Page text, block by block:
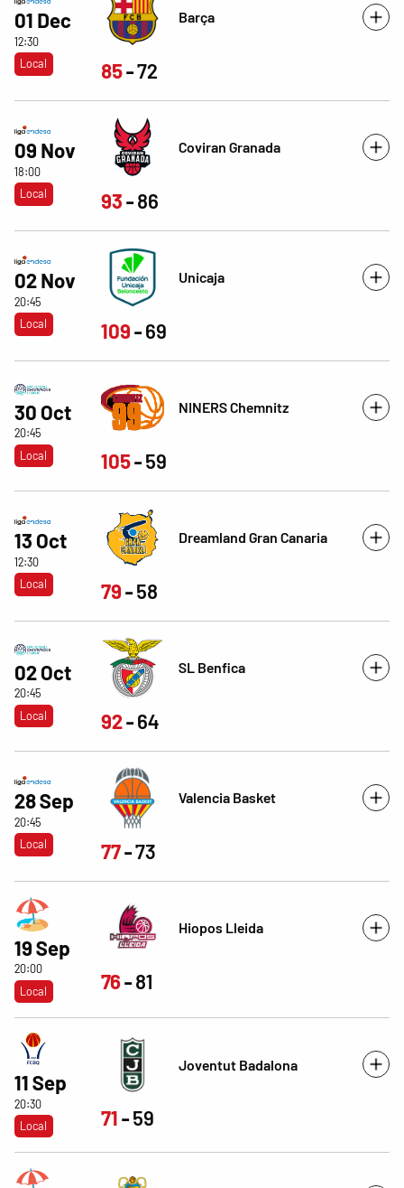
01 Dec
12:30
Local
Barça
85 72
09 Nov
18:00
Local
Coviran Granada
93 86
02 Nov
20:45
Local
Unicaja
109 69
30 Oct
20:45
Local
NINERS Chemnitz
105 59
13 Oct
12:30
Local
Dreamland Gran Canaria
79 58
02 Oct
20:45
Local
SL Benfica
92 64
28 Sep
20:45
Local
Valencia Basket
77 73
19 Sep
20:00
Local
Hiopos Lleida
76 81
11 Sep
20:30
Local
Joventut Badalona
71 59